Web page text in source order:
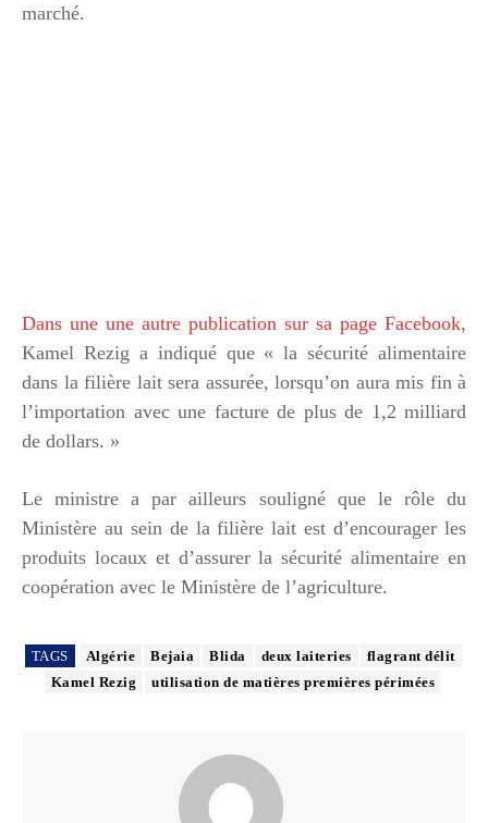
marché.
Dans une une autre publication sur sa page Facebook,
Kamel Rezig a indiqué que « la sécurité alimentaire
dans la filière lait sera assurée, lorsqu’on aura mis fin à
l’importation avec une facture de plus de 1,2 milliard
de dollars. »
Le ministre a par ailleurs souligné que le rôle du
Ministère au sein de la filière lait est d’encourager les
produits locaux et d’assurer la sécurité alimentaire en
coopération avec le Ministère de l’agriculture.
TAGS Algérie Bejaia Blida deux laiteries
flagrant délit
Kamel Rezig
utilisation de matières premières périmées